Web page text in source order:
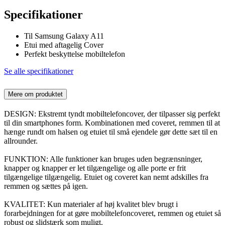
Specifikationer
Til Samsung Galaxy A11
Etui med aftagelig Cover
Perfekt beskyttelse mobiltelefon
Se alle specifikationer
Mere om produktet
DESIGN: Ekstremt tyndt mobiltelefoncover, der tilpasser sig perfekt
til din smartphones form. Kombinationen med coveret, remmen til at
hænge rundt om halsen og etuiet til små ejendele gør dette sæt til en
allrounder.
FUNKTION: Alle funktioner kan bruges uden begrænsninger,
knapper og knapper er let tilgængelige og alle porte er frit
tilgængelige tilgængelig. Etuiet og coveret kan nemt adskilles fra
remmen og sættes på igen.
KVALITET: Kun materialer af høj kvalitet blev brugt i
forarbejdningen for at gøre mobiltelefoncoveret, remmen og etuiet så
robust og slidstærk som muligt.